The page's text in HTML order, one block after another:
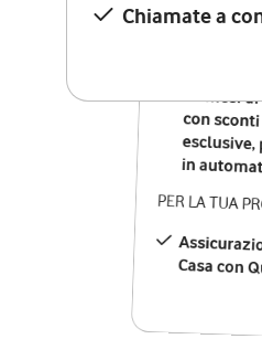
Chiamate a
nazionali
12 mesi
con
in
PER LA TUA
Casa con